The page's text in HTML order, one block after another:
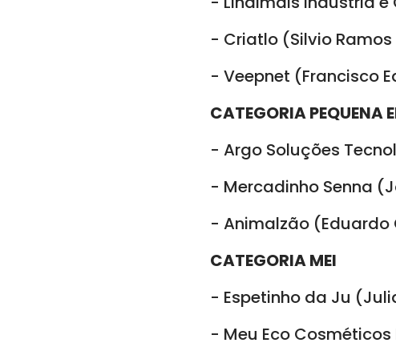
- Criatlo (Silvio
- Veepnet (Francisco
CATEGORIA PEQUENA
- Argo Soluções
- Mercadinho Senna
- Animalzão (Eduardo
CATEGORIA MEI
- Espetinho da Ju
- Meu Eco